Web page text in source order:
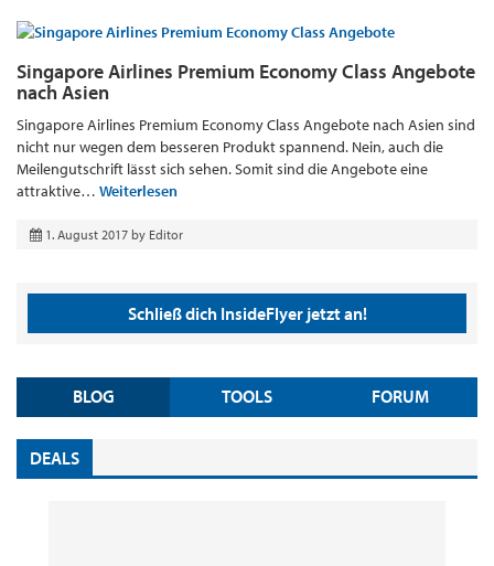
Singapore Airlines Premium Economy Class Angebote
nach Asien
Singapore Airlines Premium Economy Class Angebote nach Asien sind
nicht nur wegen dem besseren Produkt spannend. Nein, auch die
Meilengutschrift lässt sich sehen. Somit sind die Angebote eine
attraktive… Weiterlesen
1. August 2017 by Editor
Schließ dich InsideFlyer jetzt an!
BLOG TOOLS FORUM
DEALS